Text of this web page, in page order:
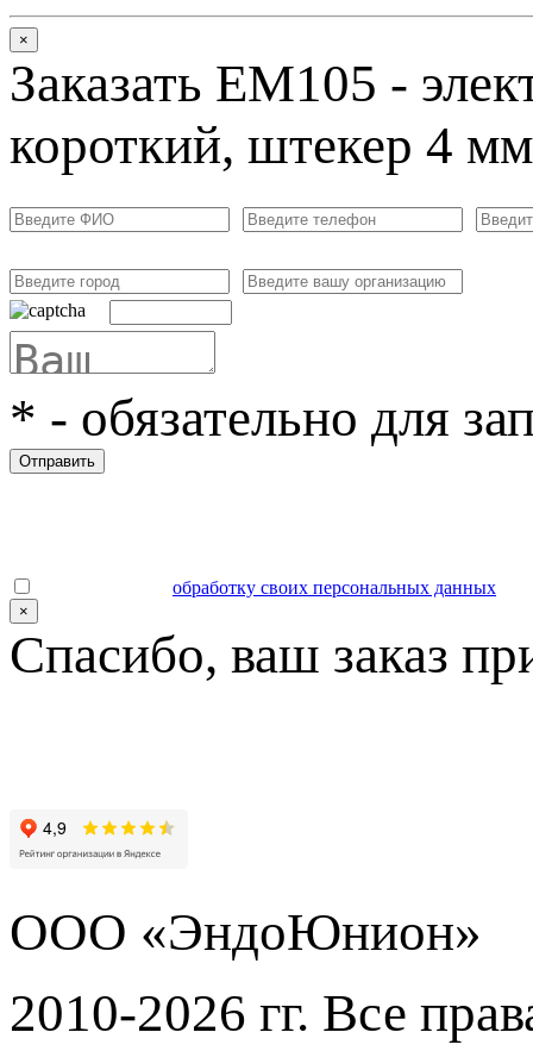
×
Заказать ЕМ105 -
короткий, штекер 4 мм
* - обязательно для
Отправить
обработку своих персональных данных
×
Спасибо, ваш заказ
ООО «ЭндоЮнион»
2010-2026 гг. Все